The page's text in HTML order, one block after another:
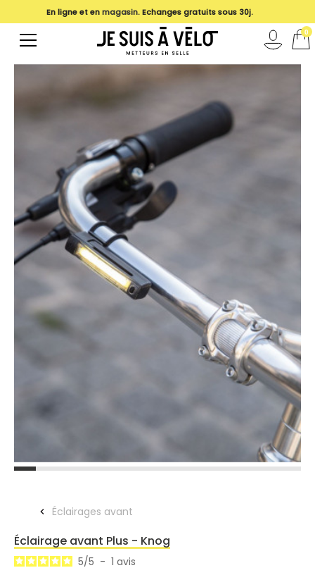
Éclairages avant
Éclairage avant Plus - Knog
5/5 - 1 avis
En ligne et enmagasin. Echanges gratuits sous 30j.
0